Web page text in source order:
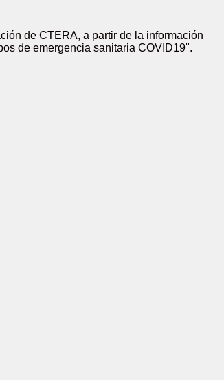
de CTERA, a partir de la información
de emergencia sanitaria COVID19".